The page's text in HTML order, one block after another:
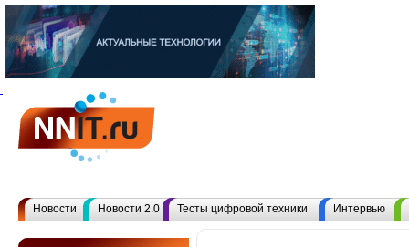
Новости Новости 2.0 Тесты цифровой техники Интервью